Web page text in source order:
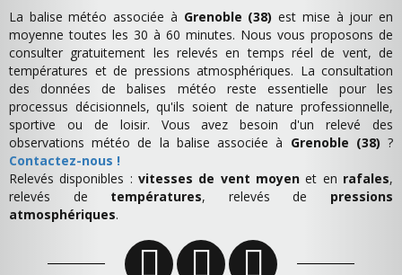
La balise météo associée à Grenoble (38) est mise à jour en
moyenne toutes les 30 à 60 minutes. Nous vous proposons de
consulter gratuitement les relevés en temps réel de vent, de
températures et de pressions atmosphériques. La consultation
des données de balises météo reste essentielle pour les
processus décisionnels, qu'ils soient de nature professionnelle,
sportive ou de loisir. Vous avez besoin d'un relevé des
observations météo de la balise associée à Grenoble (38) ?
Contactez-nous !
Relevés disponibles : vitesses de vent moyen et en rafales,
relevés de températures, relevés de pressions
atmosphériques.